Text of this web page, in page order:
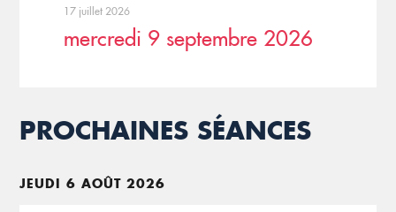
17 juillet 2026
mercredi 9 septembre 2026
PROCHAINES SÉANCES
JEUDI 6 AOÛT 2026